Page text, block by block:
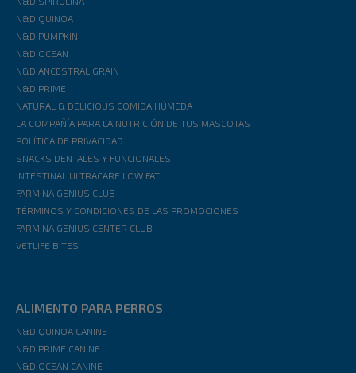
N&D QUINOA
N&D PUMPKIN
N&D OCEAN
N&D ANCESTRAL GRAIN
N&D PRIME
NATURAL & DELICIOUS COMIDA HÚMEDA
LA COMPAÑÍA PARA LA NUTRICIÓN DE TUS MASCOTAS
POLÍTICA DE PRIVACIDAD
SNACKS DENTALES Y FUNCIONALES
INTESTINAL ULTRACARE LOW FAT
FARMINA GENIUS CLUB
TÉRMINOS Y CONDICIONES DE LAS PROMOCIONES
FARMINA GENIUS CENTER CLUB
VETLIFE BITES
ALIMENTO PARA PERROS
N&D QUINOA CANINE
N&D PRIME CANINE
N&D OCEAN CANINE